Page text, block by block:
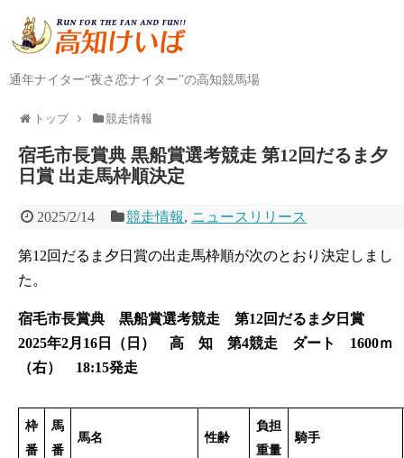
通年ナイター“夜さ恋ナイター”の高知競馬場
トップ 競走情報
宿毛市長賞典 黒船賞選考競走 第12回だるま夕
日賞 出走馬枠順決定
2025/2/14 競走情報, ニュースリリース
第12回だるま夕日賞の出走馬枠順が次のとおり決定しまし
た。
宿毛市長賞典 黒船賞選考競走 第12回だるま夕日賞
2025年2月16日（日） 高 知 第4競走 ダート 1600ｍ
（右） 18:15発走
枠
番
馬
番
馬名 性齢
負担
重量
騎手